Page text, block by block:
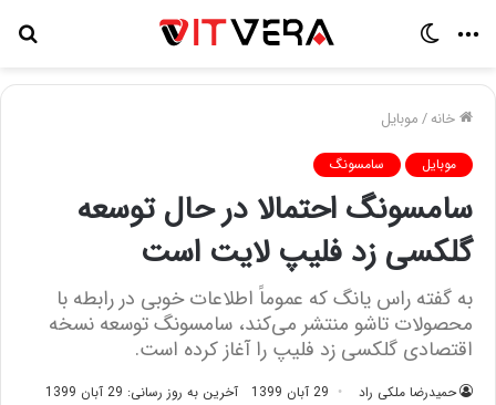
منو
خانه/موبایل
موبایل سامسونگ
سامسونگ احتمالا در حال توسعه
گلکسی زد فلیپ لایت است
به گفته راس یانگ که عموماً اطلاعات خوبی در رابطه با
محصولات تاشو منتشر می‌کند، سامسونگ توسعه نسخه
اقتصادی گلکسی زد فلیپ را آغاز کرده است.
حمیدرضا ملکی راد 29 آبان 1399 آخرین به روز رسانی: 29 آبان 1399